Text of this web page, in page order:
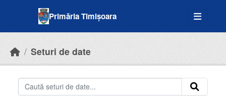
Primăria Timișoara
Seturi de date